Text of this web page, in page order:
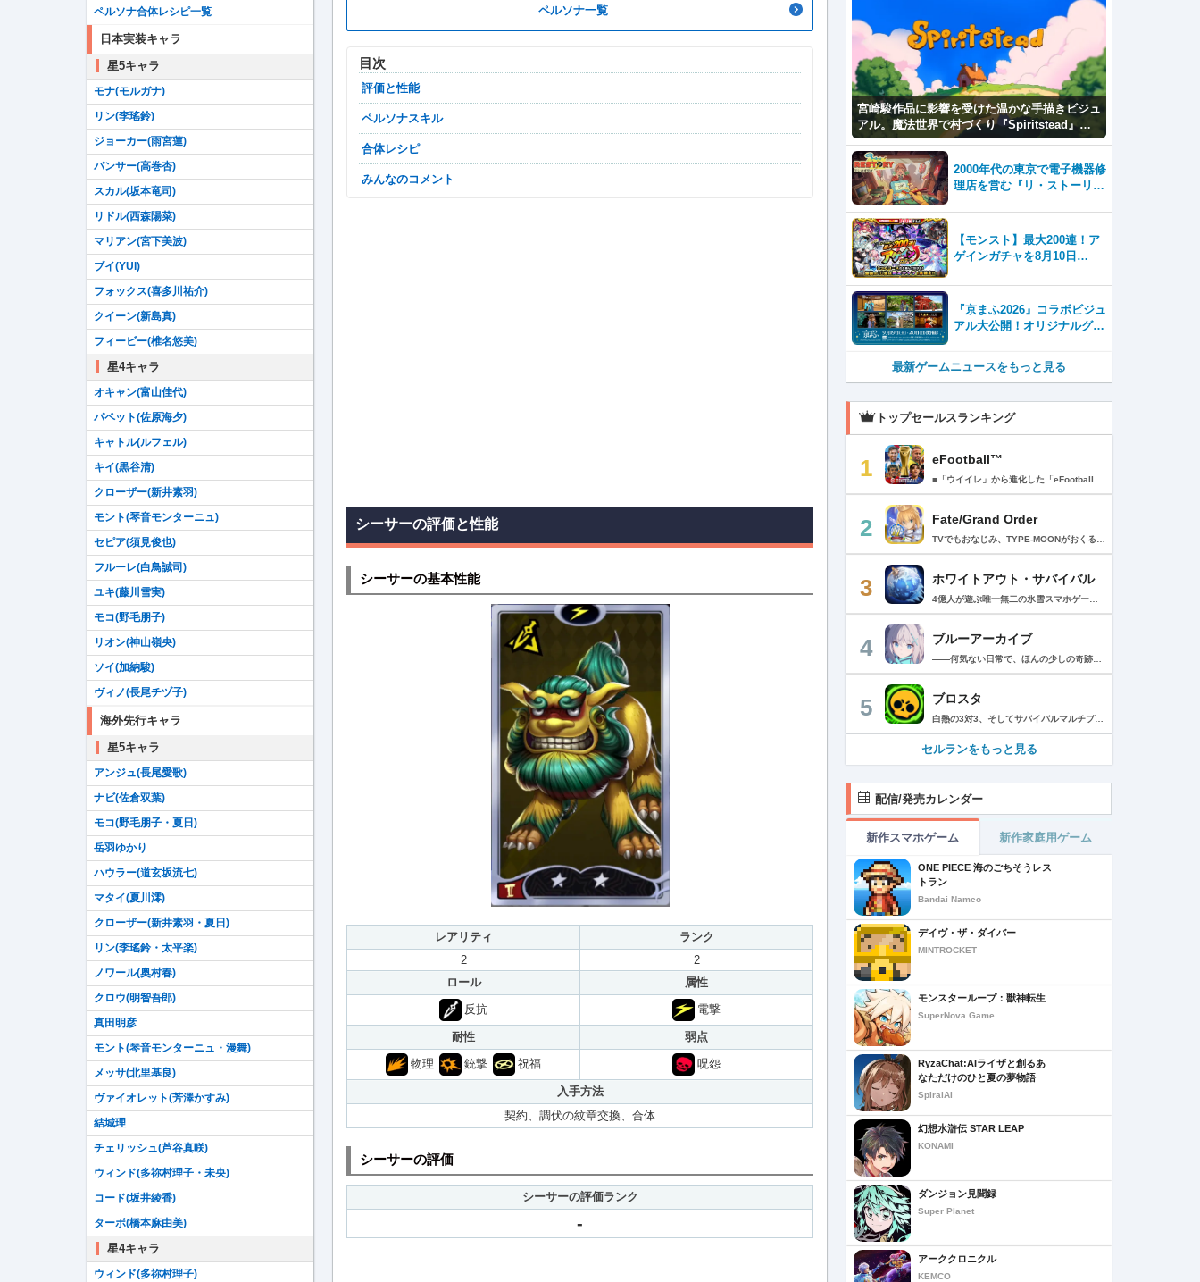
ペルソナ一覧
目次
評価と性能
ペルソナスキル
合体レシピ
みんなのコメント
シーサーの評価と性能
シーサーの基本性能
レアリティ
ランク
2
2
ロール
属性
反抗
電撃
耐性
弱点
物理
銃撃 祝福 呪怨
入手方法
契約、調伏の紋章交換、合体
シーサーの評価
シーサーの評価ランク
-
ペルソナ合体レシピ一覧
日本実装キャラ
星5キャラ
モナ(モルガナ)
リン(李瑤鈴)
ジョーカー(雨宮蓮)
パンサー(高巻杏)
スカル(坂本竜司)
リドル(西森陽菜)
マリアン(宮下美波)
ブイ(YUI)
フォックス(喜多川祐介)
クイーン(新島真)
フィービー(椎名悠美)
星4キャラ
オキャン(富山佳代)
パペット(佐原海夕)
キャトル(ルフェル)
キイ(黒谷清)
クローザー(新井素羽)
モント(琴音モンターニュ)
セピア(須見俊也)
フルーレ(白鳥誠司)
ユキ(藤川雪実)
モコ(野毛朋子)
リオン(神山嶺央)
ソイ(加納駿)
ヴィノ(長尾チヅ子)
海外先行キャラ
星5キャラ
アンジュ(長尾愛歌)
ナビ(佐倉双葉)
モコ(野毛朋子・夏日)
岳羽ゆかり
ハウラー(道玄坂流七)
マタイ(夏川澪)
クローザー(新井素羽・夏日)
リン(李瑤鈴・太平楽)
ノワール(奥村春)
クロウ(明智吾郎)
真田明彦
モント(琴音モンターニュ・漫舞)
メッサ(北里基良)
ヴァイオレット(芳澤かすみ)
結城理
チェリッシュ(芦谷真咲)
ウィンド(多祢村理子・未央)
コード(坂井綾香)
ターボ(橋本麻由美)
星4キャラ
ウィンド(多祢村理子)
宮崎駿作品に影響を受けた温かな手描きビジュ
アル。魔法世界で村づくり『Spiritstead』本
日発売
2000年代の東京で電子機器修
理店を営む『リ・ストーリ
y)』本日Steamで配信開始
【モンスト】最大200連！ア
ゲインガチャを8月10日
『京まふ2026』コラボビジュ
アル大公開！オリジナルグッ
最新ゲームニュースをもっと見る
トップセールスランキング
1 eFootball™
2 Fate/Grand Order
3 ホワイトアウト・サバイバル
4 ブルーアーカイブ
5 ブロスタ
白熱の3対3、そしてサバイバルマルチプレイを楽しめるモバイルゲーム！3分間で展開する様々なゲームモード… 友達と共闘するもよし、一人で戦うもよし。 強力な必殺技や特殊能力を持ったキャラクターを入手して、アップグレードしましょう。ユニークなスキンを集めれば、戦場でひときわ目立つこと間違いなし！ブロスタワールドの不思議なステージで、バトルを繰り広げましょう！ ブロスタは無料でダウンロードおよびプレイが可能ですが、一部のゲーム内アイテムを有料で購入いただくことも可能です（ランダムなアイテムを含む）。ゲーム内アイテムの有料購入を希望しない場合は、デバイスの設定からアプリ内課金を無効にしてください。 様々なゲームモードで戦おう エメラルドハント（3対3）：チームの仲間と共に敵チームに勝利！エメラルドを10個集めたら最後まで守り抜きましょう。倒されるとエメラルドも失います。 バトルロイヤル（ソロ/デュオ）：生き残りをかけたサバイバルモード。キャラクターのパワーアップを集めましょう。デュオまたはソロモードを選んだら、大混乱の戦場で最後まで生き延びた者が勝者となります。そして勝者がすべてを独り占めします！ ブロストライカー（3対3）：ひと味違うゲームモードです！サッカーの腕試しといきましょう。先に2ゴールを決めたチームが勝利します。なおレッドカードはありませんので、激しいバトルにご注意ください。 賞金稼ぎ（3対3）：敵を倒して星を獲得！自分の星も守り抜きましょう。より多くの星を集めたチームの勝利です。 強奪（3対3）：チームの金庫を守りながら、敵チームの金庫の破壊を目指します。ひっそりと前進したら、豪快にお宝までの道を切り拓きましょう！ 特別イベント：期間限定の特別な対人および対CPUゲームモードです。 チャンピオンシップチャレンジ：ブロスタのゲーム内予選に参加して、eスポーツの世界に飛び込みましょう！ キャラクターのアンロックとアップグレード 強力な必殺技や特殊能力を持ったキャラクターを集めて、アップグレードしましょう。キャラクターを強化して、ユニークなスキンを集めましょう。 ブロスタパス クエストやブロスタボックス、エメラルド、ピンズ、そしてブロスタパス限定スキンなど、特典が盛りだくさん！シーズンごとに特典は変わります。 MVPプレイヤーになろう ローカルのランキングを駆け上がり、あなたの強さを証明しましょう！ どんな時も進化しよう 新たなキャラクターやスキン、マップ、特別イベント、ゲームモードを探し求めましょう。 特徴： 3対3のリアルタイム対戦で世界中のプレイヤーとバトル 白熱のモバイル向けサバイバルマルチプレイ 独自の攻撃や必殺技を持った、強力な新キャラクターをアンロック 日々入れ替わるイベントとゲームモード バトルは一人でも、フレンドと一緒でもプレイ可能 グローバルまたはローカルのランキングを駆け上がろう 仲間とクラブを結成したり参加したりして、情報交換しながら共に戦おう スキンをアンロックしてキャラクターをカスタマイズ プレイヤーが作った攻略の難しい新マップ クラッシュ・オブ・クラン、クラッシュ・ロワイヤル、ブーム・ビーチの制作会社がお届けするバトルゲーム！ サポート： サポートが必要な際は、ゲーム内の設定の「ヘルプとサポート」からご連絡いただくか、http://supercell.helpshift.com/a/brawl-stars/をご覧ください。 プライバシーポリシー： http://supercell.com/en/privacy-policy/jp/ サービス利用規約： http://supercell.com/en/terms-of-service/jp/ 保護者の皆さまへ： http://supercell.com/en/parents/jp/
セルランをもっと見る
配信/発売カレンダー
新作スマホゲーム 新作家庭用ゲーム
ONE PIECE 海のごちそうレス
トラン
Bandai Namco
デイヴ・ザ・ダイバー
MINTROCKET
モンスターループ：獣神転生
SuperNova Game
RyzaChat:AIライザと創るあ
なただけのひと夏の夢物語
SpiralAI
幻想水滸伝 STAR LEAP
KONAMI
ダンジョン見聞録
Super Planet
アーククロニクル
KEMCO